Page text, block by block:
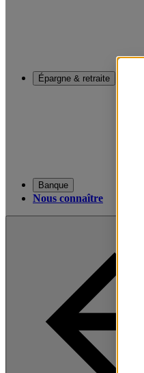
Épargne & retraite
Banque
Nous connaître